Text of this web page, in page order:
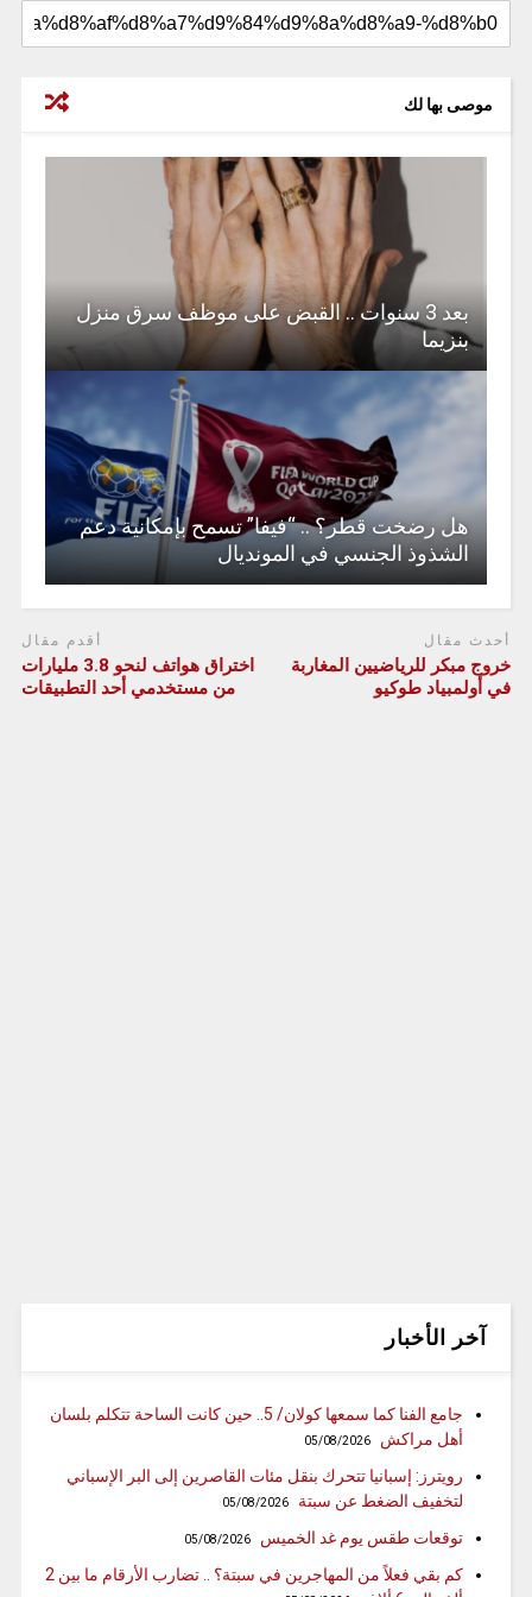
موصى بها لك
بعد 3 سنوات .. القبض على موظف سرق منزل
بنزيما
هل رضخت قطر؟ .. “فيفا” تسمح بإمكانية دعم
الشذوذ الجنسي في المونديال
أحدث مقال
خروج مبكر للرياضيين المغاربة
في أولمبياد طوكيو
أقدم مقال
اختراق هواتف لنحو 3.8 مليارات
من مستخدمي أحد التطبيقات
آخر الأخبار
جامع الفنا كما سمعها كولان/ 5.. حين كانت الساحة تتكلم بلسان
أهل مراكش
05/08/2026
رويترز: إسبانيا تتحرك بنقل مئات القاصرين إلى البر الإسباني
لتخفيف الضغط عن سبتة
05/08/2026
توقعات طقس يوم غد الخميس 05/08/2026
كم بقي فعلاً من المهاجرين في سبتة؟ .. تضارب الأرقام ما بين 2